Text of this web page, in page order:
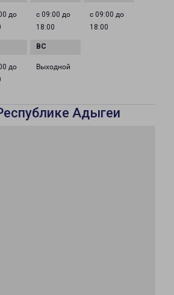
до
с 09:00 до
18:00
с 09:00 до
18:00
до
Выходной
Адыгеи